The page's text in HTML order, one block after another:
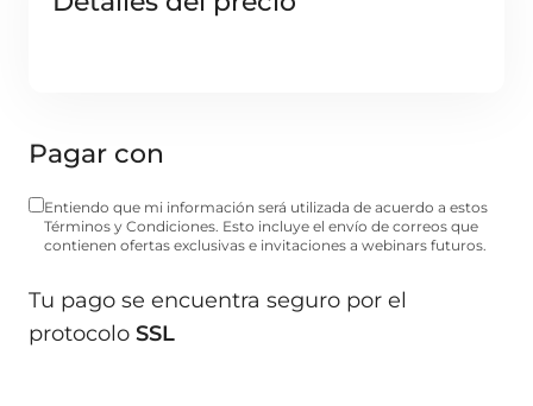
Pagar con
Entiendo que mi información será utilizada de acuerdo a estos
Términos y Condiciones. Esto incluye el envío de correos que
contienen ofertas exclusivas e invitaciones a webinars futuros.
Tu pago se encuentra seguro por el
protocolo SSL